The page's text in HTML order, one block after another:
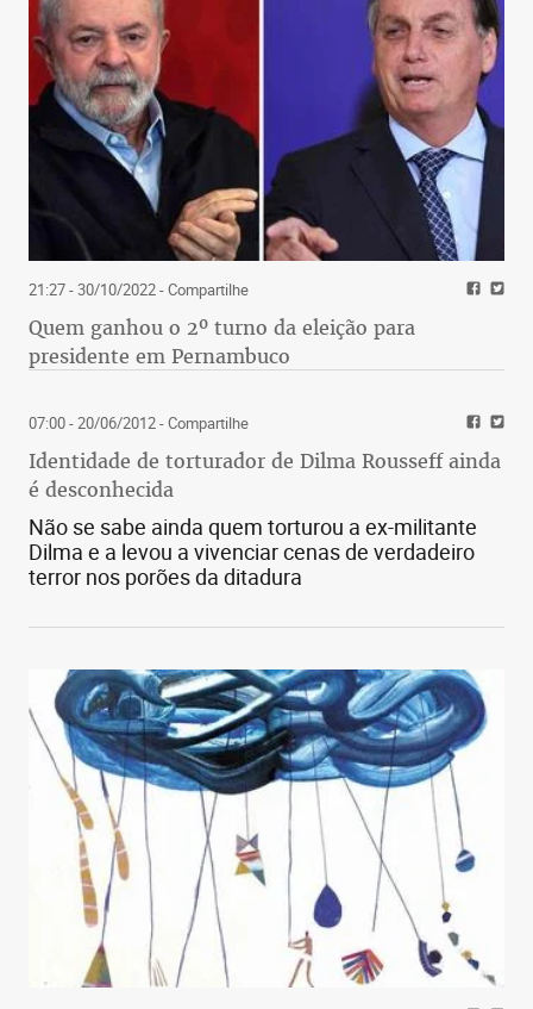
21:27 - 30/10/2022- Compartilhe
Quem ganhou o 2º turno da eleição para
presidente em Pernambuco
07:00 - 20/06/2012- Compartilhe
Identidade de torturador de Dilma Rousseff ainda
é desconhecida
Não se sabe ainda quem torturou a ex-militante
Dilma e a levou a vivenciar cenas de verdadeiro
terror nos porões da ditadura